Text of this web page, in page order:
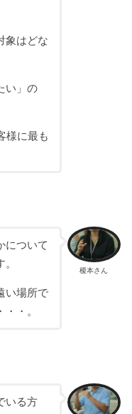
象はどな
い」の
様に最も
榎本さん
について
い場所で
・。
いる方